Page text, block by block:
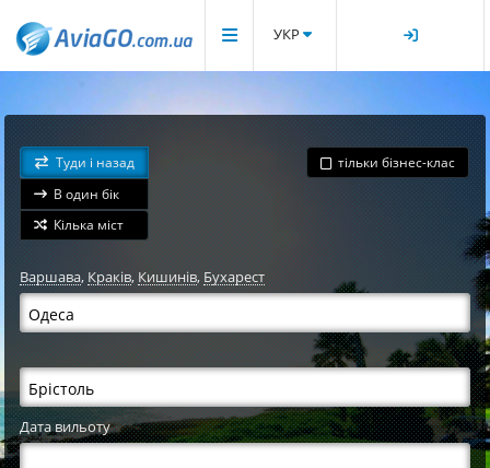
УКР
Туди і назад
В один бік
Кілька міст
тільки бізнес-клас
Варшава, Краків,Кишинів,Бухарест
Дата вильоту